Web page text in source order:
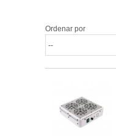
Ordenar por